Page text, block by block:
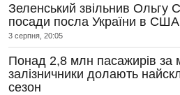
Зеленський звільнив Ольгу
посади посла України в США
3 серпня, 20:05
Понад 2,8 млн пасажирів за
залізничники долають
сезон